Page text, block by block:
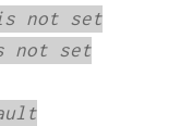
not set
not set